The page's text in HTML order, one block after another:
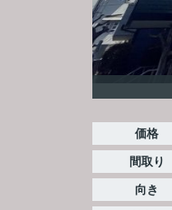
価格
間取り
向き